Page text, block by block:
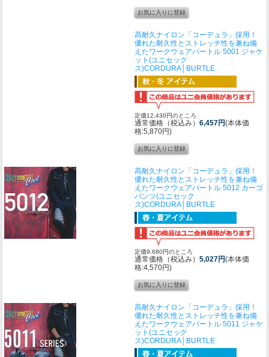
高耐久ナイロン「コーデュラ」採用！
優れた耐久性とストレッチ性を兼ね備
えたワークウェアバートル 5001 ジャケ
ット(ユニセック
ス)CORDURA│BURTLE
定価12,430円のところ
通常価格（税込み） 6,457円(本体価
格:5,870円)
高耐久ナイロン「コーデュラ」採用！
優れた耐久性とストレッチ性を兼ね備
えたワークウェアバートル 5012 カーゴ
パンツ(ユニセック
ス)CORDURA│BURTLE
定価9,680円のところ
通常価格（税込み） 5,027円(本体価
格:4,570円)
高耐久ナイロン「コーデュラ」採用！
優れた耐久性とストレッチ性を兼ね備
えたワークウェアバートル 5011 ジャケ
ット(ユニセック
ス)CORDURA│BURTLE